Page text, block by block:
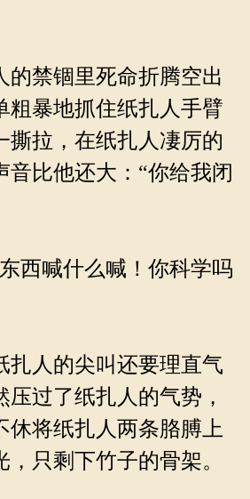
禁锢里死命折腾空出
粗暴地抓住纸扎人手臂
撕拉，在纸扎人凄厉的
音比他还大：“你给我闭
西喊什么喊！你科学吗
人的尖叫还要理直气
过了纸扎人的气势，
休将纸扎人两条胳膊上
只剩下竹子的骨架。